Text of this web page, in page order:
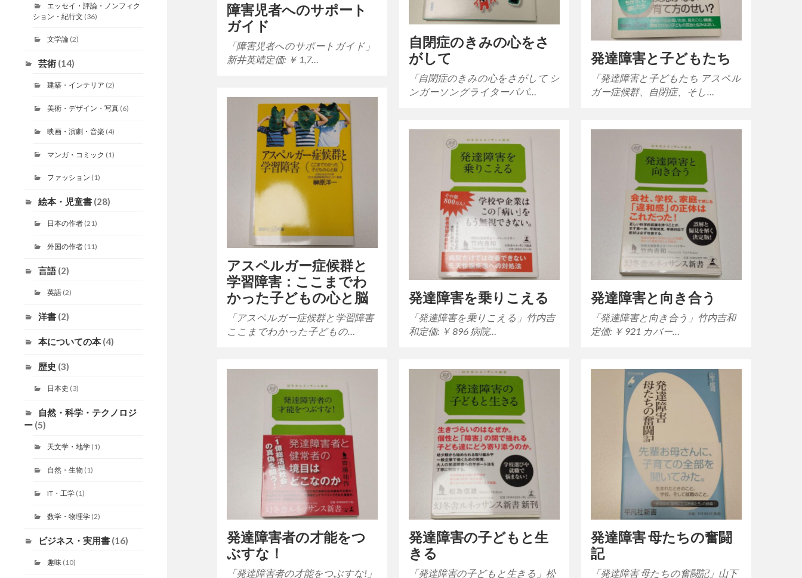
エッセイ・評論・ノンフィク
ション・紀行文 (36)
文学論 (2)
芸術 (14)
建築・インテリア (2)
美術・デザイン・写真 (6)
映画・演劇・音楽 (4)
マンガ・コミック (1)
ファッション (1)
絵本・児童書 (28)
日本の作者 (21)
外国の作者 (11)
言語(2)
英語 (2)
洋書 (2)
本についての本(4)
歴史 (3)
日本史 (3)
自然・科学・テクノロジ
ー (5)
天文学・地学 (1)
自然・生物 (1)
IT・工学 (1)
数学・物理学 (2)
ビジネス・実用書 (16)
趣味 (10)
障害児者へのサポート
ガイド
「障害児者へのサポートガイド」
新井英靖定価: ￥ 1,7…
自閉症のきみの心をさ
がして
「自閉症のきみの心をさがして シ
ンガーソングライターパパ…
発達障害と子どもたち
「発達障害と子どもたち アスペル
ガー症候群、自閉症、そし…
アスペルガー症候群と
学習障害：ここまでわ
かった子どもの心と脳
「アスペルガー症候群と学習障害
ここまでわかった子どもの…
発達障害を乗りこえる
「発達障害を乗りこえる」竹内吉
和定価: ￥ 896 病院…
発達障害と向き合う
「発達障害と向き合う」竹内吉和
定価: ￥ 921 カバー…
発達障害者の才能をつ
ぶすな！
「発達障害者の才能をつぶすな!」
発達障害の子どもと生
きる
「発達障害の子どもと生きる」松
発達障害 母たちの奮闘
記
「発達障害 母たちの奮闘記」山下